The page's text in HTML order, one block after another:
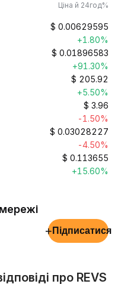
Ціна й 24год%
$ 0.00629595
+1.80%
$ 0.01896583
+91.30%
$ 205.92
+5.50%
$ 3.96
-1.50%
$ 0.03028227
-4.50%
$ 0.113655
+15.60%
+ Підписатися
про REVS